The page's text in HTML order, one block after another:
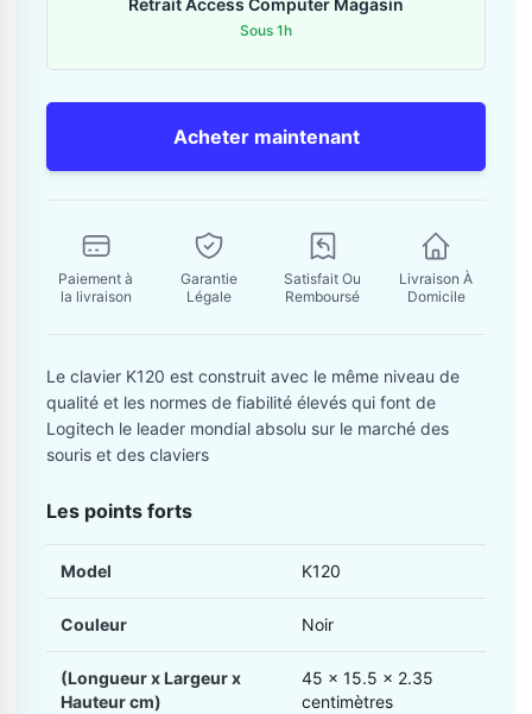
Retrait Access Computer Magasin
Sous 1h
Acheter maintenant
Paiement à
la livraison
Garantie
Légale
Satisfait Ou
Remboursé
Livraison À
Domicile
Le clavier K120 est construit avec le même niveau de
qualité et les normes de fiabilité élevés qui font de
Logitech le leader mondial absolu sur le marché des
souris et des claviers
Les points forts
Model K120
Couleur Noir
(Longueur x Largeur x
Hauteur cm)
45 x 15.5 x 2.35
centimètres